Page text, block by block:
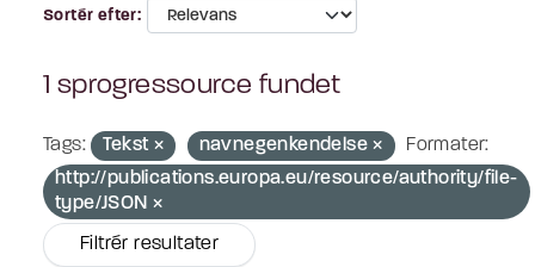
Sortér efter
1 sprogressource fundet
Tags: Tekst navnegenkendelse
Formater:
http://publications.europa.eu/resource/authority/file-
type/JSON
Filtrér resultater